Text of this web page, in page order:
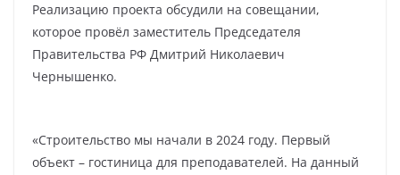
Реализацию проекта обсудили на совещании,
которое провёл заместитель Председателя
Правительства РФ Дмитрий Николаевич
Чернышенко.
«Строительство мы начали в 2024 году. Первый
объект – гостиница для преподавателей. На данный